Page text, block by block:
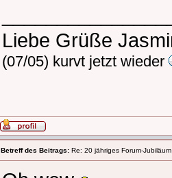
Liebe Grüße
(07/05) kurvt jetzt wieder
Betreff des Beitrags: Re: 20 jähriges Forum-